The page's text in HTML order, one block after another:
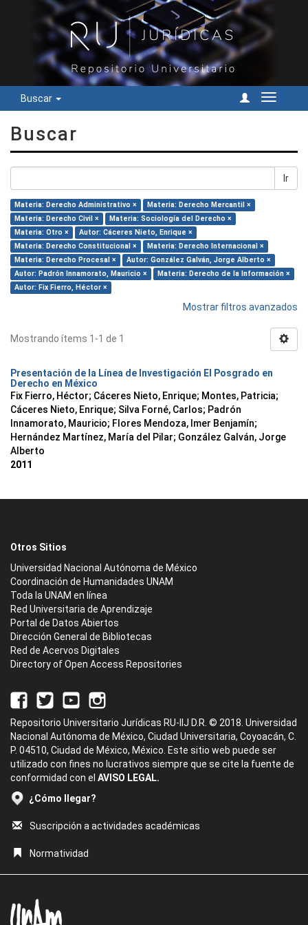
Buscar
Cambiar
Buscar
Ir
Materia: Derecho Administrativo ×
Materia: Derecho Mercantil ×
Materia: Derecho Civil ×
Materia: Sociología del Derecho ×
Materia: Otro ×
Autor: Cáceres Nieto, Enrique ×
Materia: Derecho Constitucional ×
Materia: Derecho Internacional ×
Materia: Derecho Procesal ×
Autor: González Galván, Jorge Alberto ×
Autor: Padrón Innamorato, Mauricio ×
Materia: Derecho de la Información ×
Autor: Fix Fierro, Héctor ×
Mostrar filtros avanzados
Mostrando ítems 1-1 de 1
Presentación de la Línea de Investigación El Posgrado en
Derecho en México
Fix Fierro, Héctor; Cáceres Nieto, Enrique; Montes, Patricia;
Cáceres Nieto, Enrique; Silva Forné, Carlos; Padrón
Innamorato, Mauricio; Flores Mendoza, Imer Benjamín;
Hernández Martínez, María del Pilar; González Galván, Jorge
Alberto
2011
Otros Sitios
Universidad Nacional Autónoma de México
Coordinación de Humanidades UNAM
Toda la UNAM en línea
Red Universitaria de Aprendizaje
Portal de Datos Abiertos
Dirección General de Bibliotecas
Red de Acervos Digitales
Directory of Open Access Repositories
Repositorio Universitario Jurídicas RU-IIJ D.R. © 2018. Universidad
Nacional Autónoma de México, Ciudad Universitaria, Coyoacán, C.
P. 04510, Ciudad de México, México. Este sitio web puede ser
utilizado con fines no lucrativos siempre que se cite la fuente de
conformidad con el AVISO LEGAL.
¿Cómo llegar?
Suscripción a actividades académicas
Normatividad